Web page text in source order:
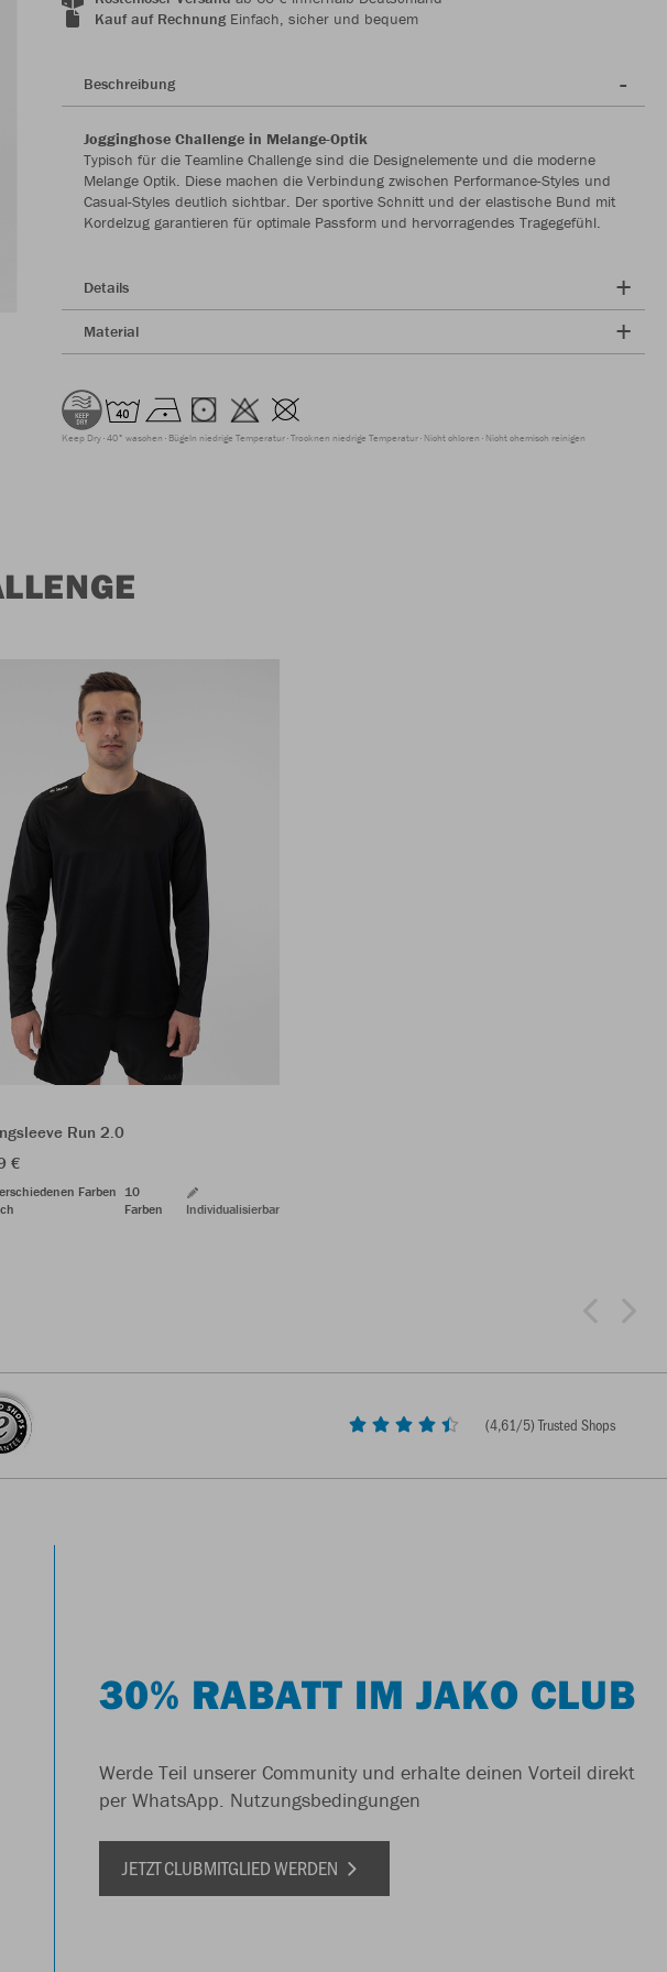
Kauf auf RechnungEinfach, sicher und bequem
Beschreibung
Jogginghose Challenge in Melange-Optik
Typisch für die Teamline Challenge sind die Designelemente und die moderne
Melange Optik. Diese machen die Verbindung zwischen Performance-Styles und
Casual-Styles deutlich sichtbar. Der sportive Schnitt und der elastische Bund mit
Kordelzug garantieren für optimale Passform und hervorragendes Tragegefühl.
Details
Material
Keep Dry 40° waschen Bügeln niedrige Temperatur Trocknen niedrige Temperatur Nicht chloren Nicht chemisch reinigen
Run 2.0
€
Farben
10
Farben
Individualisierbar
(4,61/5) Trusted Shops
30% RABATT IM JAKO CLUB
Werde Teil unserer Community und erhalte deinen Vorteil direkt
per WhatsApp. Nutzungsbedingungen
JETZT CLUBMITGLIED WERDEN